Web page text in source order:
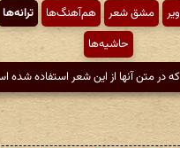
مشق شعر هم‌آهنگ‌ها ترانه‌ها
حاشیه‌ها
در متن آنها از این شعر استفاده شده